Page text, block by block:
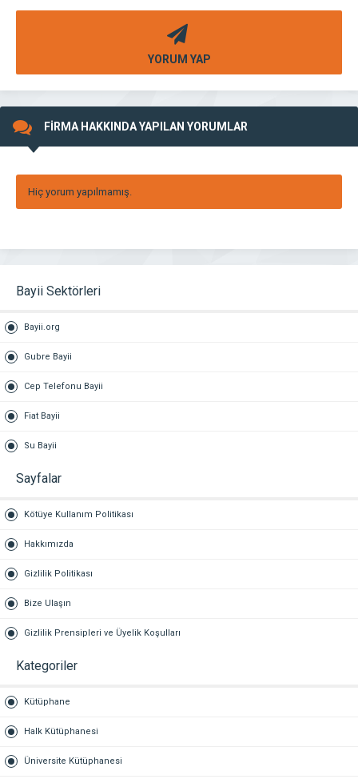
YORUM YAP
FİRMA HAKKINDA YAPILAN YORUMLAR
Hiç yorum yapılmamış.
Bayii Sektörleri
Bayii.org
Gubre Bayii
Cep Telefonu Bayii
Fiat Bayii
Su Bayii
Sayfalar
Kötüye Kullanım Politikası
Hakkımızda
Gizlilik Politikası
Bize Ulaşın
Gizlilik Prensipleri ve Üyelik Koşulları
Kategoriler
Kütüphane
Halk Kütüphanesi
Üniversite Kütüphanesi